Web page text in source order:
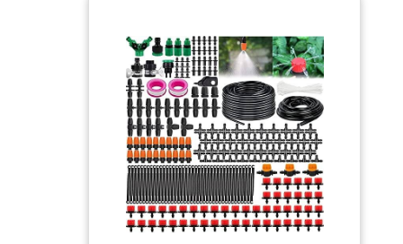
pour jardin】 La durée d'arrosage (de 1
seconde à 60 minutes) et l'intervalle (de 1
heure à 30 jours) sont réglables avec
précision pour garantir une croissance
optimale des plantes à chaque étape de leur
développement. Une puissante pompe à eau
(750 ml/min) arrose uniformément jusqu'à
20 plantes. L'arrosage ciblé des racines
permet d'économiser l'eau et d'améliorer
l'efficacité. 【Économies d'énergie et respect
de l'environnement】 Le panneau solaire est
orientable pour capter la lumière du soleil